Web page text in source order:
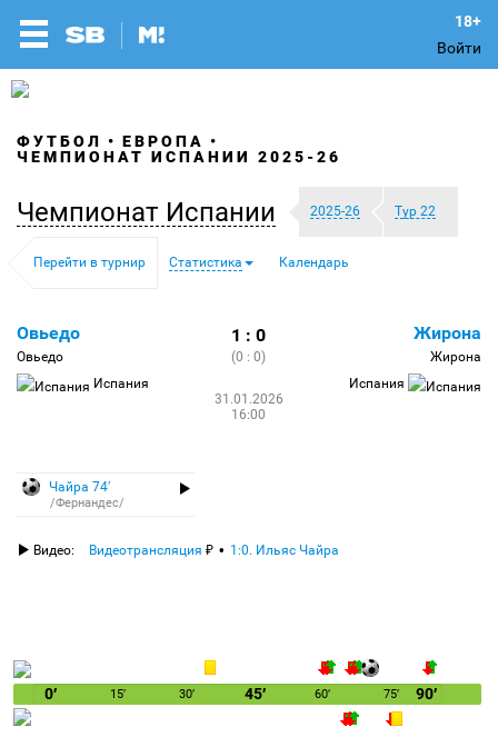
Войти
ФУТБОЛ
ЕВРОПА
ЧЕМПИОНАТ ИСПАНИИ 2025-26
Чемпионат Испании 2025-26 Тур 22
Перейти в турнир Статистика Календарь
Овьедо
Овьедо
Испания
1 : 0
(0 : 0)
31.01.2026
16:00
Жирона
Жирона
Испания
Чайра 74′
/Фернандес/
Видео: Видеотрансляция 1:0. Ильяс Чайра
0′ 15′ 30′ 45′ 60′ 75′ 90′